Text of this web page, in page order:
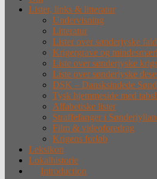
Lister, links & litteratur
Undervisning
Litteratur
Lister over sønderjyske
Krigergrave og
Liste over sønderjyske
Liste over sønderjyske
DSK – Dansksindede
Tysk hjemmeside med
Alfabetiske lister
Straffefanger i
Film & videoforedrag
Krigens forløb
Leksikon
Lokalhistorie
Introduction